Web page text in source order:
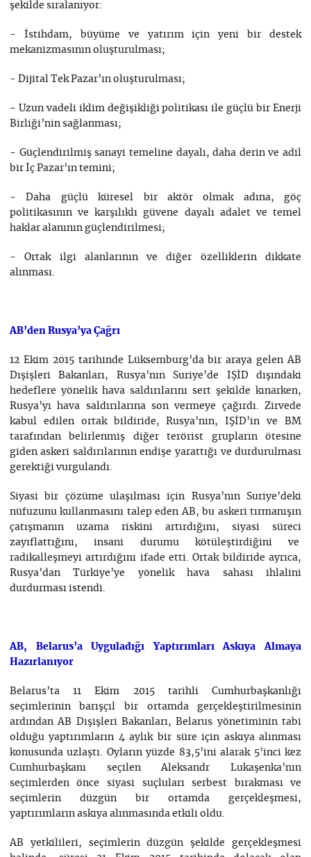
şekilde sıralanıyor:
- İstihdam, büyüme ve yatırım için yeni bir destek
mekanizmasının oluşturulması;
- Dijital Tek Pazar’ın oluşturulması;
- Uzun vadeli iklim değişikliği politikası ile güçlü bir Enerji
Birliği’nin sağlanması;
- Güçlendirilmiş sanayi temeline dayalı, daha derin ve adil
bir İç Pazar’ın temini;
- Daha güçlü küresel bir aktör olmak adına, göç
politikasının ve karşılıklı güvene dayalı adalet ve temel
haklar alanının güçlendirilmesi;
- Ortak ilgi alanlarının ve diğer özelliklerin dikkate
alınması.
AB’den Rusya’ya Çağrı
12 Ekim 2015 tarihinde Lüksemburg’da bir araya gelen AB
Dışişleri Bakanları, Rusya’nın Suriye’de IŞİD dışındaki
hedeflere yönelik hava saldırılarını sert şekilde kınarken,
Rusya’yı hava saldırılarına son vermeye çağırdı. Zirvede
kabul edilen ortak bildiride, Rusya’nın, IŞİD’in ve BM
tarafından belirlenmiş diğer terörist grupların ötesine
giden askeri saldırılarının endişe yarattığı ve durdurulması
gerektiği vurgulandı.
Siyasi bir çözüme ulaşılması için Rusya’nın Suriye’deki
nüfuzunu kullanmasını talep eden AB, bu askeri tırmanışın
çatışmanın uzama riskini artırdığını, siyasi süreci
zayıflattığını, insani durumu kötüleştirdiğini ve
radikalleşmeyi artırdığını ifade etti. Ortak bildiride ayrıca,
Rusya’dan Türkiye’ye yönelik hava sahası ihlalini
durdurması istendi.
AB, Belarus’a Uyguladığı Yaptırımları Askıya Almaya
Hazırlanıyor
Belarus’ta 11 Ekim 2015 tarihli Cumhurbaşkanlığı
seçimlerinin barışçıl bir ortamda gerçekleştirilmesinin
ardından AB Dışişleri Bakanları, Belarus yönetiminin tabi
olduğu yaptırımların 4 aylık bir süre için askıya alınması
konusunda uzlaştı. Oyların yüzde 83,5’ini alarak 5’inci kez
Cumhurbaşkanı seçilen Aleksandr Lukaşenka’nın
seçimlerden önce siyasi suçluları serbest bırakması ve
seçimlerin düzgün bir ortamda gerçekleşmesi,
yaptırımların askıya alınmasında etkili oldu.
AB yetkilileri, seçimlerin düzgün şekilde gerçekleşmesi